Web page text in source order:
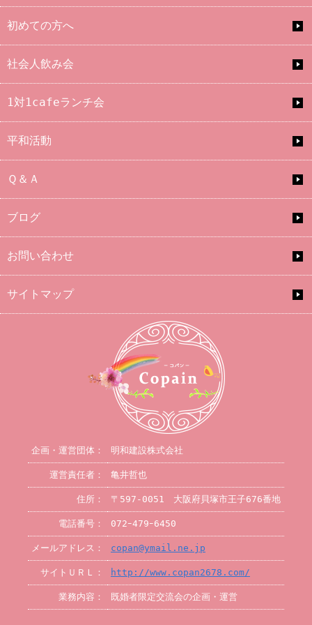
初めての方へ
社会人飲み会
1対1cafeランチ会
平和活動
Ｑ＆Ａ
ブログ
お問い合わせ
サイトマップ
企画・運営団体： 明和建設株式会社
運営責任者： 亀井哲也
住所： 〒597-0051 大阪府貝塚市王子676番地
電話番号： 072ｰ479ｰ6450
メールアドレス： copan@ymail.ne.jp
サイトＵＲＬ： http://www.copan2678.com/
業務内容： 既婚者限定交流会の企画・運営